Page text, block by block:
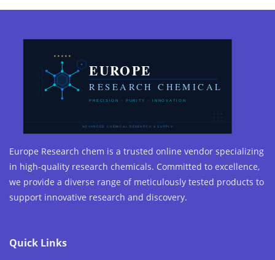
Europe Research chem is a trusted online vendor specializing
in high-quality research chemicals. Committed to excellence,
we provide a diverse range of meticulously tested products to
support innovative research and discovery.
Quick Links